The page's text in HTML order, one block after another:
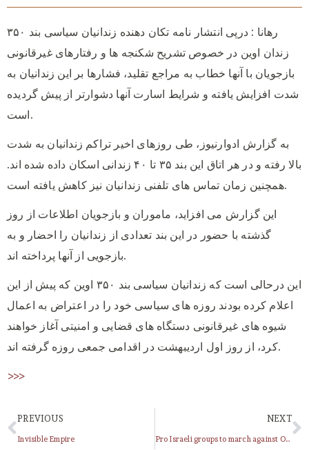
رهانا : درپی انتشار نامه تکان دهنده زندانیان سیاسی بند ۳۵۰
زندان اوین در خصوص تشریح شکنجه ها و رفتارهای غیرقانونی
بازجویان با آنها خطاب به مراجع تقلید، فشارها بر این زندانیان به
شدت افزایش یافته و شرایط اسارت آنها دشوارتر از پیش گردیده
است.
به گزارش ادوارنیوز، طی روزهای اخیر تراکم زندانیان به شدت
بالا رفته و در هر اتاق این بند ۳۵ تا ۴۰ زندانی اسکان داده شده اند.
همچنین زمان تماس های تلفنی زندانیان نیز کاهش یافته است.
این گزارش می افزاید، ماموران و بازجویان اطلاعات از روز
گذشته با حضور در این بند تعدادی از زندانیان را احضار و به
بازجویی از آنها پرداخته اند.
این درحالی است که زندانیان سیاسی بند ۳۵۰ اوین که پیش از این
اعلام کرده بودند روزه های سیاسی خود را در اعتراض به اعمال
شیوه های غیرقانونی دستگاه های قضایی و امنیتی آغاز خواهند
کرد، از روز اول اردیبهشت در اقدامی جمعی روزه گرفته اند.
>>>
PREVIOUS
Invisible Empire
NEXT
Pro Israeli groups to march against Obama in NYC